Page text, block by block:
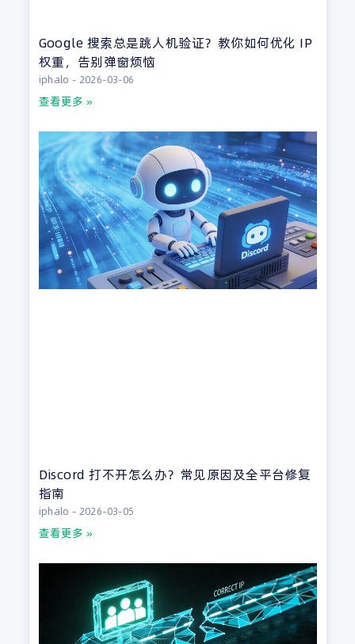
Google 搜索总是跳人机验证？教你如何优化 IP
权重，告别弹窗烦恼
iphalo 2026-03-06
查看更多 »
Discord 打不开怎么办？常见原因及全平台修复
指南
iphalo 2026-03-05
查看更多 »